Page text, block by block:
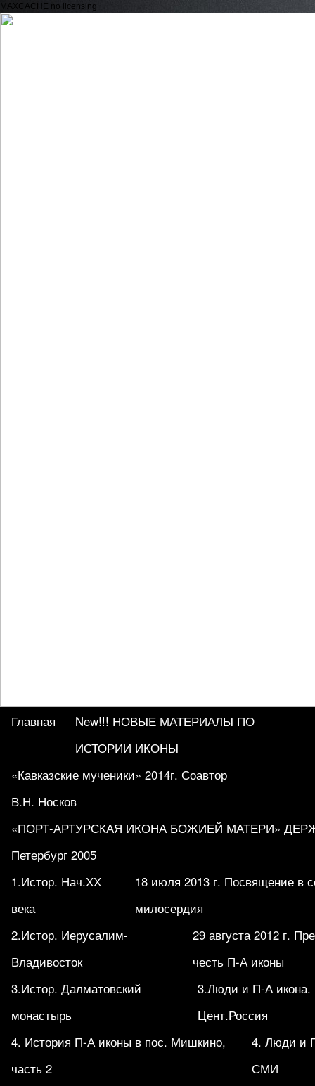
MAXCACHE no licensing
Главная
New!!! НОВЫЕ МАТЕРИАЛЫ ПО
ИСТОРИИ ИКОНЫ
«Кавказские мученики» 2014г. Соавтор
В.Н. Носков
«ПОРТ-АРТУРСКАЯ ИКОНА БОЖИЕЙ МАТЕРИ»
Петербург 2005
1.Истор. Нач.ХХ
века
18 июля 2013 г. Посвящение в
милосердия
2.Истор. Иерусалим-
Владивосток
29 августа 2012 г.
честь П-А иконы
3.Истор. Далматовский
монастырь
3.Люди и П-А икона.
Цент.Россия
4. История П-А иконы в пос. Мишкино,
часть 2
4. Люди и
СМИ